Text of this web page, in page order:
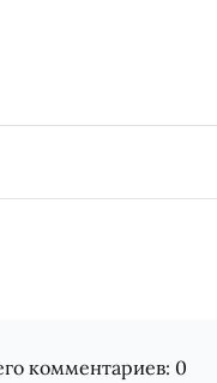
комментариев: 0